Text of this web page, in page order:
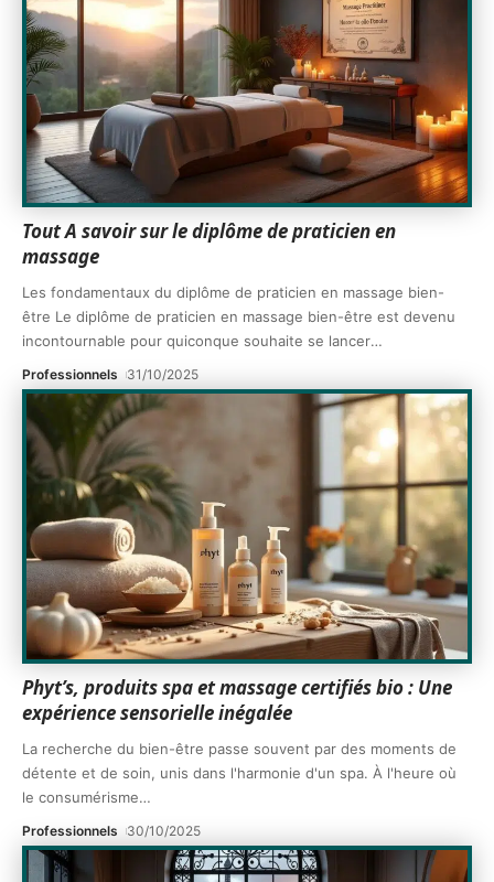
Tout A savoir sur le diplôme de praticien en
massage
Les fondamentaux du diplôme de praticien en massage bien-
être Le diplôme de praticien en massage bien-être est devenu
incontournable pour quiconque souhaite se lancer…
Professionnels 31/10/2025
Phyt’s, produits spa et massage certifiés bio : Une
expérience sensorielle inégalée
La recherche du bien-être passe souvent par des moments de
détente et de soin, unis dans l'harmonie d'un spa. À l'heure où
le consumérisme…
Professionnels 30/10/2025